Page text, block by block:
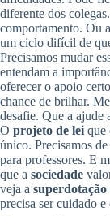
diferente dos
comportamento. Ou
um ciclo difícil de
Precisamos mudar
entendam a
oferecer o apoio
chance de brilhar.
desafie. Que a ajude
O projeto de lei que
único. Precisamos
para professores. E
que a sociedade
veja a superdotação
precisa ser cuidado